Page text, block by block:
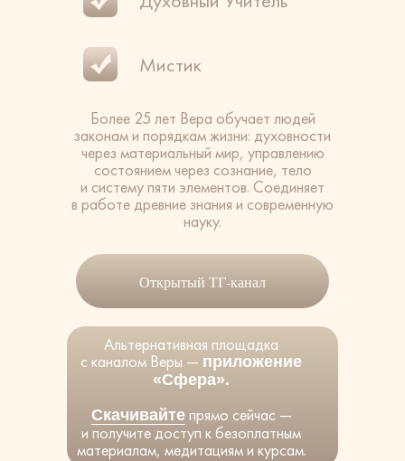
Альтернативная площадка
с каналом Веры — приложение
«Сфера».
Скачивайтепрямо сейчас —
и получите доступ к безоплатным
материалам, медитациям и курсам.
Более 25 лет Вера обучает людей
законам и порядкам жизни: духовности
через материальный мир, управлению
состоянием через сознание, тело
и систему пяти элементов. Соединяет
в работе древние знания и современную
науку.
Открытый ТГ-канал
Мистик